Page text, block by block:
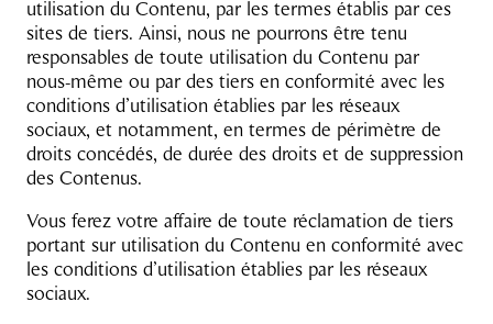
utilisation du Contenu, par les termes établis par ces
sites de tiers. Ainsi, nous ne pourrons être tenu
responsables de toute utilisation du Contenu par
nous-même ou par des tiers en conformité avec les
conditions d’utilisation établies par les réseaux
sociaux, et notamment, en termes de périmètre de
droits concédés, de durée des droits et de suppression
des Contenus.
Vous ferez votre affaire de toute réclamation de tiers
portant sur utilisation du Contenu en conformité avec
les conditions d’utilisation établies par les réseaux
sociaux.